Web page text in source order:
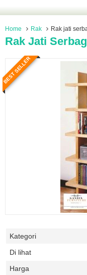
Home Rak Rak jati
Rak Jati
BEST SELLER
Kategori
Di lihat
Harga